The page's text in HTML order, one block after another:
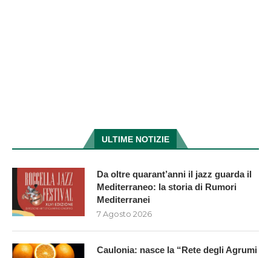
ULTIME NOTIZIE
Da oltre quarant’anni il jazz guarda il
Mediterraneo: la storia di Rumori
Mediterranei
7 Agosto 2026
Caulonia: nasce la “Rete degli Agrumi